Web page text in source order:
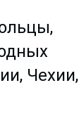
Чехии,